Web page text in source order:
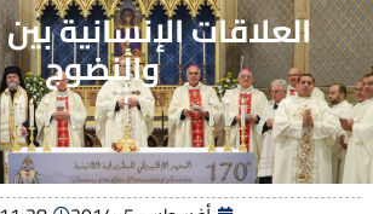
العلاقات الإنسانية
والنضوج